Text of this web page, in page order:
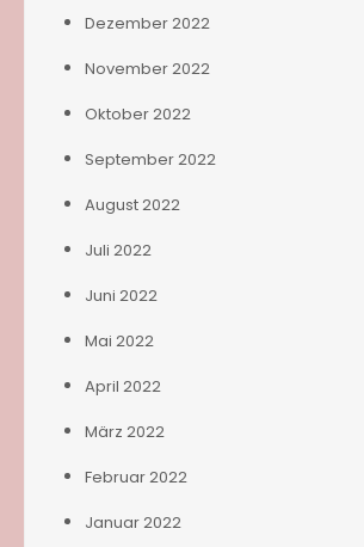
Dezember 2022
November 2022
Oktober 2022
September 2022
August 2022
Juli 2022
Juni 2022
Mai 2022
April 2022
März 2022
Februar 2022
Januar 2022